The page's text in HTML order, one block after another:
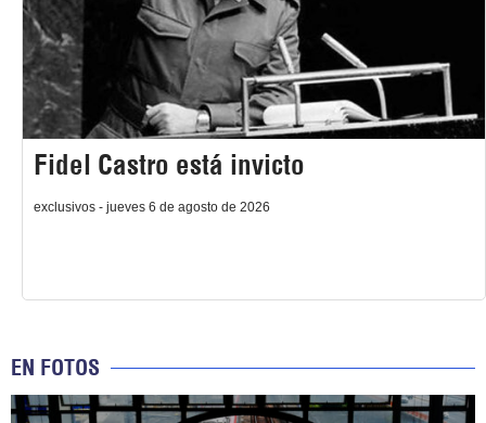
Fidel Castro está invicto
exclusivos - jueves 6 de agosto de 2026
EN FOTOS